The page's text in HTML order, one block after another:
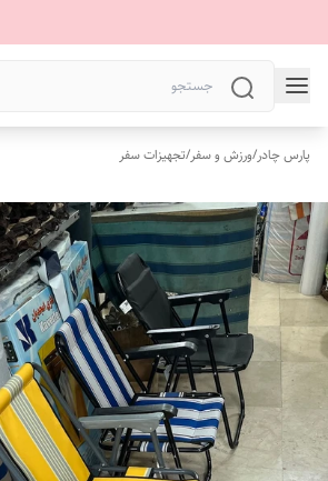
پارس چادر/ورزش و سفر/تجهیزات سفر